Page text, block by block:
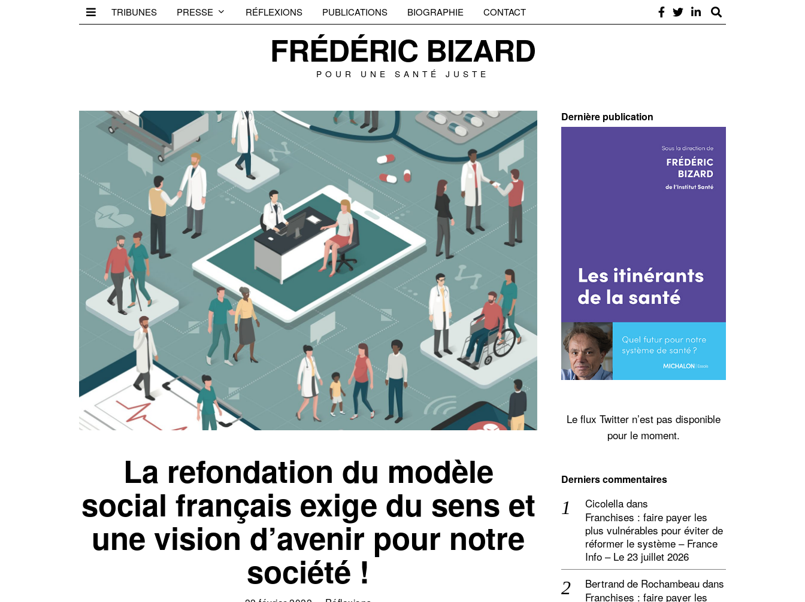
TRIBUNES PRESSE RÉFLEXIONS PUBLICATIONS BIOGRAPHIE CONTACT
FRÉDÉRIC BIZARD
POUR UNE SANTÉ JUSTE
La refondation du modèle
social français exige du sens et
une vision d’avenir pour notre
société !
Dernière publication
Le flux Twitter n’est pas disponible
pour le moment.
Derniers commentaires
Cicolella dans
Franchises : faire payer les
plus vulnérables pour éviter de
réformer le système – France
Info – Le 23 juillet 2026
Bertrand de Rochambeau dans
Franchises : faire payer les